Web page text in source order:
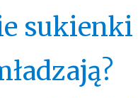
sukienki